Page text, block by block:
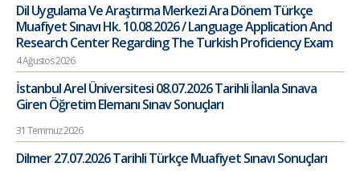
Dil Uygulama Ve Araştırma Merkezi Ara Dönem Türkçe
Muafiyet Sınavı Hk. 10.08.2026 / Language Application And
Research Center Regarding The Turkish Proficiency Exam
4 Ağustos 2026
İstanbul Arel Üniversitesi 08.07.2026 Tarihli İlanla Sınava
Giren Öğretim Elemanı Sınav Sonuçları
31 Temmuz 2026
Dilmer 27.07.2026 Tarihli Türkçe Muafiyet Sınavı Sonuçları